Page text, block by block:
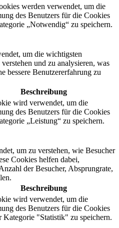
werden verwendet, um die
des Benutzers für die Cookies
„Notwendig“ zu speichern.
um die wichtigsten
und zu analysieren, was
bessere Benutzererfahrung zu
Beschreibung
wird verwendet, um die
des Benutzers für die Cookies
„Leistung“ zu speichern.
um zu verstehen, wie Besucher
Cookies helfen dabei,
der Besucher, Absprungrate,
Beschreibung
wird verwendet, um die
des Benutzers für die Cookies
Kategorie "Statistik" zu speichern.